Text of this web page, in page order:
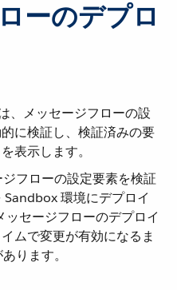
ーのデプロ
メッセージフローの設
に検証し、検証済みの要
表示します。
フローの設定要素を検証
環境にデプロイ
セージフローのデプロイ
ムで変更が有効になるま
ります。